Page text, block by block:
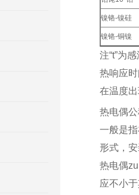
镍铬-镍硅
镍铬-铜镍
注“t”为
热响应
在温度
热电偶
一般是
形式，
热电偶
应不小